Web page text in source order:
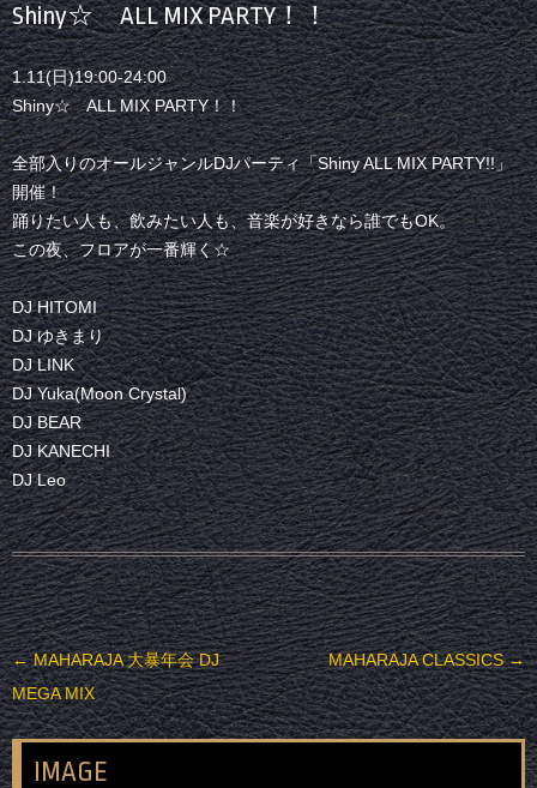
Shiny☆ ALL MIX PARTY！！
1.11(日)19:00-24:00
Shiny☆ ALL MIX PARTY！！
全部入りのオールジャンルDJパーティ「Shiny ALL MIX PARTY!!」
開催！
踊りたい人も、飲みたい人も、音楽が好きなら誰でもOK。
この夜、フロアが一番輝く☆
DJ HITOMI
DJ ゆきまり
DJ LINK
DJ Yuka(Moon Crystal)
DJ BEAR
DJ KANECHI
DJ Leo
投稿ナビゲーション
←MAHARAJA 大暴年会 DJ
MEGA MIX
MAHARAJA CLASSICS→
IMAGE